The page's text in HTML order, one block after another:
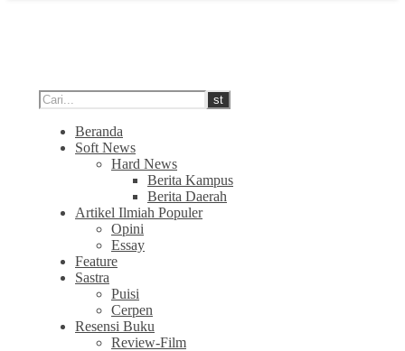
Beranda
Soft News
Hard News
Berita Kampus
Berita Daerah
Artikel Ilmiah Populer
Opini
Essay
Feature
Sastra
Puisi
Cerpen
Resensi Buku
Review-Film